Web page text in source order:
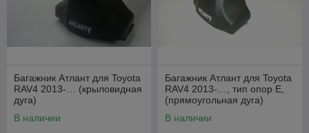
Багажник Атлант для Toyota
RAV4 2013-… (крыловидная
дуга)
В наличии
Багажник Атлант для Toyota
RAV4 2013-…, тип опор Е,
(прямоугольная дуга)
В наличии